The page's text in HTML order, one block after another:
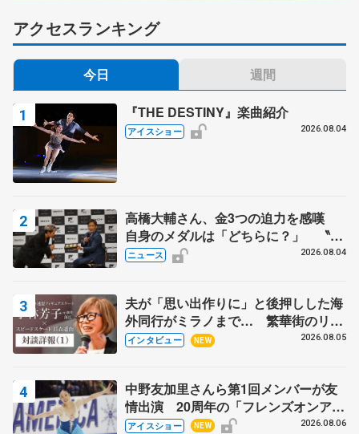
アクセスランキング
今日 週間
『THE DESTINY』楽曲紹介
アイスショー 2026.08.04
高橋大輔さん、金3つの迫力を感嘆
自身のメダルは「どちらに？」 〝リ
ス兄弟〟オリンピック3連覇の野村忠
ニュース 2026.08.04
夫が「思い出作りに」と後押しした海
外同行がミラノまで… 繁華街のリン
クでは不良のお兄さんも味方に 小林
インタビュー NEW 2026.08.05
中野友加里さんら第1回メンバーが友
情出演 20周年の「フレンズオンアイ
ス」 宮本賢二さん、有川梨絵さん、
アイスショー NEW 2026.08.06